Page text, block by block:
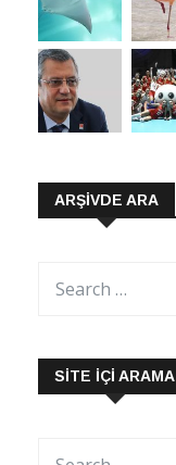
ARŞIVDE ARA
SITE İÇI ARAMA